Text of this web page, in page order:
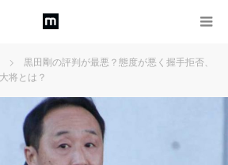
黒田剛の評判が最悪？態度が悪く握手拒否、
将とは？